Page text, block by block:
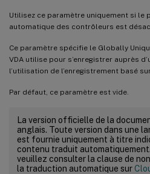
Utilisez ce paramètre uniquement si le
automatique des contrôleurs est
Ce paramètre spécifie le Globally
VDA utilise pour s’enregistrer auprès
l’utilisation de l’enregistrement basé
Par défaut, ce paramètre est vide.
La version officielle de la
anglais. Toute version dans une
est fournie uniquement à titre
contenu traduit automatiquement.
veuillez consulter la clause de
la traduction automatique sur